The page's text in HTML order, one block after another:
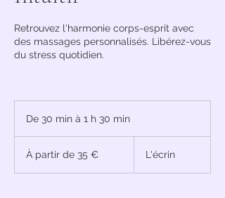
Retrouvez l'harmonie corps-esprit avec
des massages personnalisés. Libérez-vous
du stress quotidien.
De 30 min à 1 h 30 min
m
partir
euros
À partir de 35 € L'écrin